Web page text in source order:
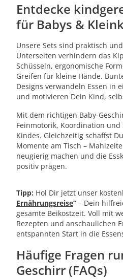
Entdecke
für Babys &
Unsere Sets sind praktisch
Unterseiten verhindern das
Schüsseln, ergonomische
Greifen für kleine Hände.
Designs verwandeln Essen in
und motivieren Dein Kind,
Mit dem richtigen Baby-
Feinmotorik, Koordination
Kindes. Gleichzeitig schaffst
Momente am Tisch –
neugierig machen und die
positiv prägen.
Tipp: Hol Dir jetzt unser
Ernährungsreise“ – Dein
gesamte Beikostzeit. Voll mit
Rezepten und anschaulichen
entspannten Start in die
Häufige Fragen
Geschirr (FAQs)